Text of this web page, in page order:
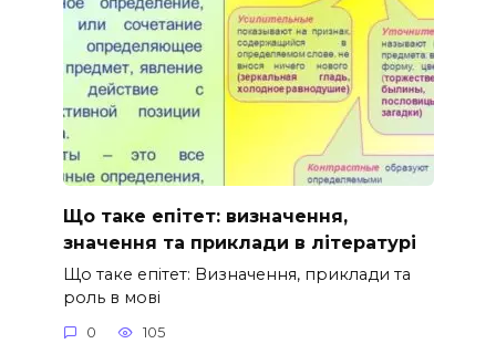
Що таке епітет: визначення,
значення та приклади в літературі
Що таке епітет: Визначення, приклади та
роль в мові
0 105